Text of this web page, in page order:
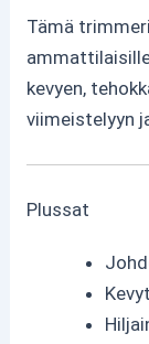
Tämä
kevyen,
viimeistelyyn
Plussat